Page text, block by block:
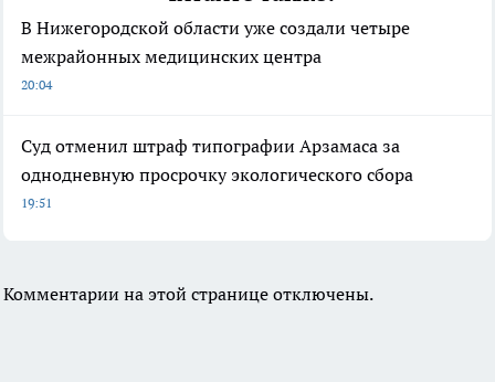
В Нижегородской области уже создали четыре
межрайонных медицинских центра
20:04
Суд отменил штраф типографии Арзамаса за
однодневную просрочку экологического сбора
19:51
Комментарии на этой странице отключены.